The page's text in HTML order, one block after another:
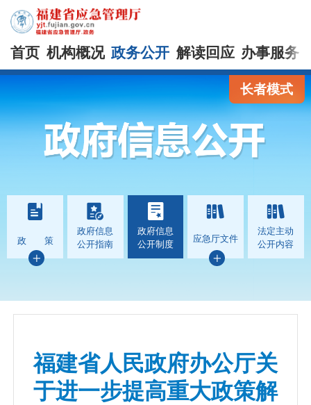
首页 机构概况 政务公开 解读回应 办事服务
长者模式
政 策
政府信息
公开指南
政府信息
公开制度
应急厅文件
法定主动
公开内容
福建省人民政府办公厅关
于进一步提高重大政策解